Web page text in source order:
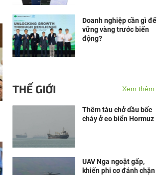
Doanh nghiệp cần gì để
vững vàng trước biến
động?
THẾ GIỚI Xem thêm
Thêm tàu chở dầu bốc
cháy ở eo biển Hormuz
UAV Nga ngoặt gấp,
khiến phi cơ đánh chặn